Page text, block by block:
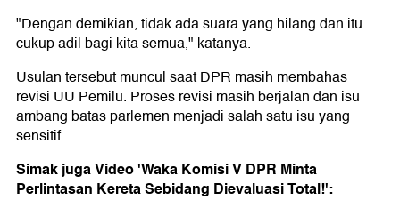
"Dengan demikian, tidak ada suara yang hilang dan itu
cukup adil bagi kita semua," katanya.
Usulan tersebut muncul saat DPR masih membahas
revisi UU Pemilu. Proses revisi masih berjalan dan isu
ambang batas parlemen menjadi salah satu isu yang
sensitif.
Simak juga Video 'Waka Komisi V DPR Minta
Perlintasan Kereta Sebidang Dievaluasi Total!':